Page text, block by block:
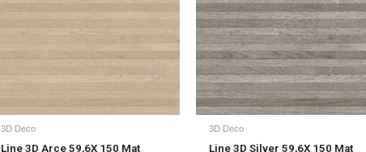
3D Deco
Line 3D Arce 59,6X 150 Mat
3D Deco
Line 3D Silver 59,6X 150 Mat